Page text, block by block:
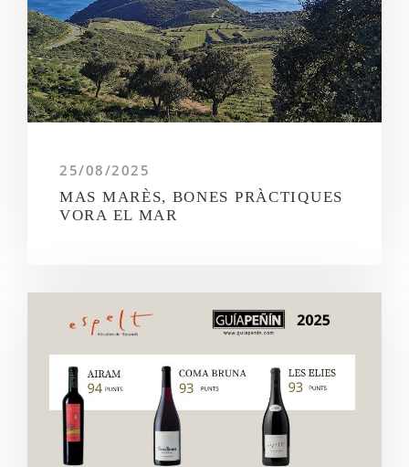
25/08/2025
MAS MARÈS, BONES PRÀCTIQUES
VORA EL MAR